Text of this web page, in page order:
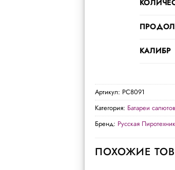
КАЛИБР
Артикул: РС8091
Категория: Батареи салютов
Бренд: Русская
ПОХОЖИЕ